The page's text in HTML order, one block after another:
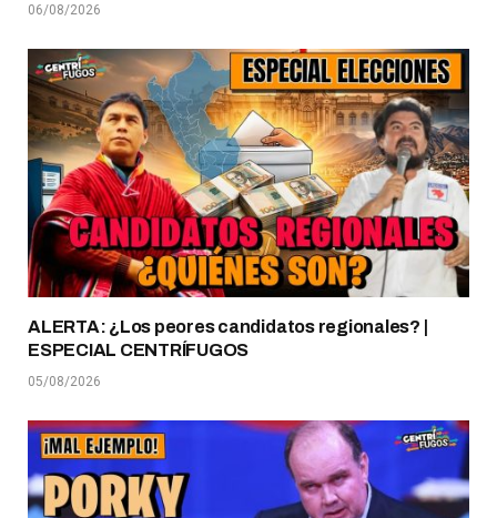
06/08/2026
ALERTA: ¿Los peores candidatos regionales? |
ESPECIAL CENTRÍFUGOS
05/08/2026